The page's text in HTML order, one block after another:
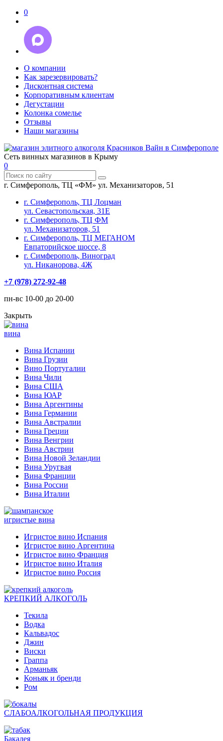
0
О компании
Как зарезервировать?
Дисконтная система
Корпоративным клиентам
Дегустации
Колонка сомелье
Отзывы
Наши магазины
Сеть винных магазинов в Крыму
0
г. Симферополь, ТЦ «ФМ» ул. Механизаторов, 51
г. Симферополь, ТЦ Лоцман
ул. Севастопольская, 31Е
г. Симферополь, ТЦ ФМ
ул. Механизаторов, 51
г. Симферополь, ТЦ МЕГАНОМ
Евпаторийское шоссе, 8
г. Симферополь, Виноград
ул. Никанорова, 4Ж
+7 (978) 272-92-48
пн-вс 10-00 до 20-00
Закрыть
вина
Вина Испании
Вина Грузии
Вино Португалии
Вина Чили
Вина США
Вина ЮАР
Вина Аргентины
Вина Германии
Вина Австралии
Вина Греции
Вина Венгрии
Вина Австрии
Вина Новой Зеландии
Вина Уругвая
Вина Франции
Вина России
Вина Италии
игристые вина
Игристое вино Испания
Игристое вино Аргентина
Игристое вино Франция
Игристое вино Италия
Игристое вино Россия
КРЕПКИЙ АЛКОГОЛЬ
Текила
Водка
Кальвадос
Джин
Виски
Граппа
Арманьяк
Коньяк и бренди
Ром
СЛАБОАЛКОГОЛЬНАЯ ПРОДУКЦИЯ
Бакалея